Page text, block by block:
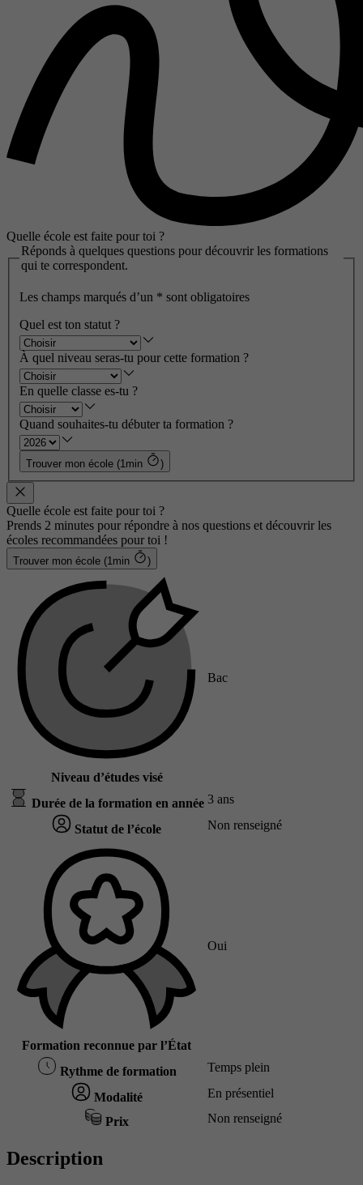
Quelle école est faite pour toi ?
Réponds à quelques questions pour découvrir les formations
qui te correspondent.
Les champs marqués d’un * sont obligatoires
Quel est ton statut ?
À quel niveau seras-tu pour cette formation ?
En quelle classe es-tu ?
Quand souhaites-tu débuter ta formation ?
Trouver mon école (1min )
Quelle école est faite pour toi ?
Prends 2 minutes pour répondre à nos questions et découvrir les
écoles recommandées pour toi !
Trouver mon école (1min )
Niveau d’études visé
Bac
Durée de la formation en année 3 ans
Statut de l’école Non renseigné
Formation reconnue par l’État
Oui
Rythme de formation Temps plein
Modalité En présentiel
Prix Non renseigné
Description